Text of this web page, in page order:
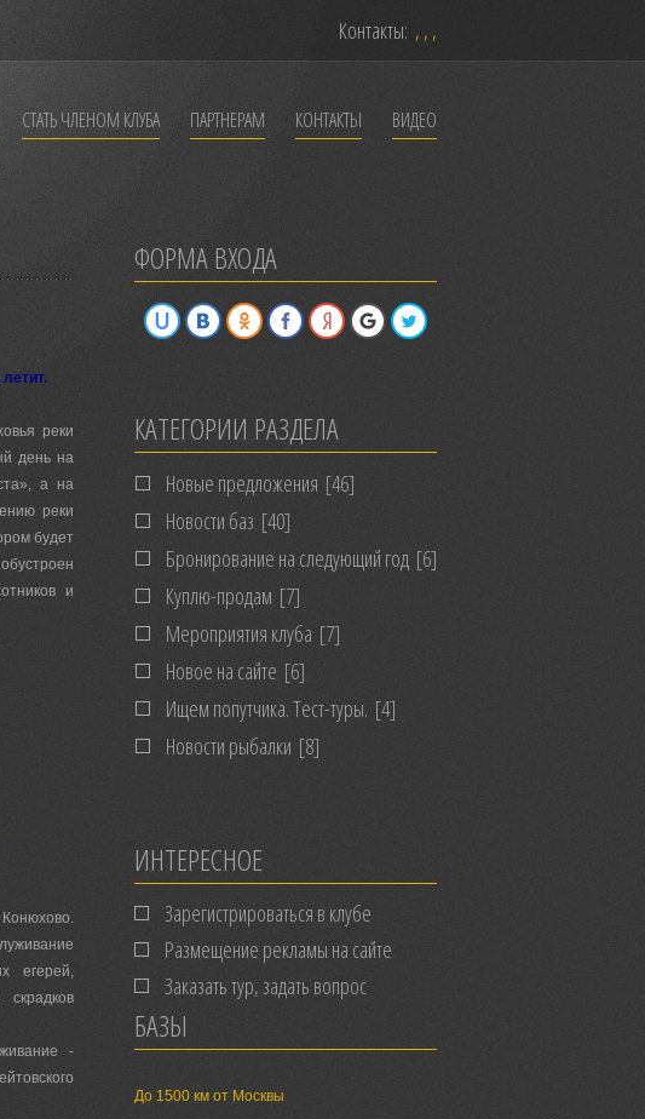
Контакты: , , ,
СТАТЬ ЧЛЕНОМ КЛУБА ПАРТНЕРАМ КОНТАКТЫ ВИДЕО
реки
день на
а на
реки
будет
и
егерей,
-
ФОРМА ВХОДА
КАТЕГОРИИ РАЗДЕЛА
Новые предложения [46]
Новости баз [40]
Бронирование на следующий год [6]
Куплю-продам [7]
Мероприятия клуба [7]
Новое на сайте [6]
Ищем попутчика. Тест-туры. [4]
Новости рыбалки [8]
ИНТЕРЕСНОЕ
Зарегистрироваться в клубе
Размещение рекламы на сайте
Заказать тур, задать вопрос
БАЗЫ
До 1500 км от Москвы